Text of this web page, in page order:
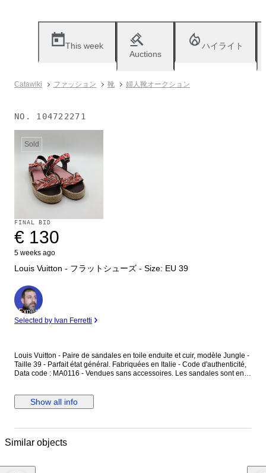
This week
Auctions
ハイライト
Catawiki ファッション 靴 婦人靴オークション
NO. 104722271
Sold
FINAL BID
€ 130
5 weeks ago
Louis Vuitton - フラットシューズ - Size: EU 39
Expert
Selected by Ivan Ferretti
Louis Vuitton - Paire de sandales en toile enduite et cuir, modèle Jungle -
Taille 39 - Parfait état général. Fabriquées en Italie - Code d'authenticité,
Data code : MA0116 - Vendues sans accessoires. Les sandales sont en
rose uni - Les sandales se ferment avec une boucle en métal argenté.
Dimensions : Hauteur totale au talon 9,3 cm - Largeur à plat 10 cm -
cm - Hauteur du talon 3,4 cm. Les sandales sont en parfait état général,
Show all info
Similar objects